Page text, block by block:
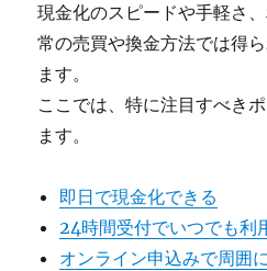
現金化のスピードや手軽さ
常の売買や換金方法では得
ます。
ここでは、特に注目すべき
ます。
即日で現金化できる
24時間受付でいつでも利
オンライン申込みで周囲